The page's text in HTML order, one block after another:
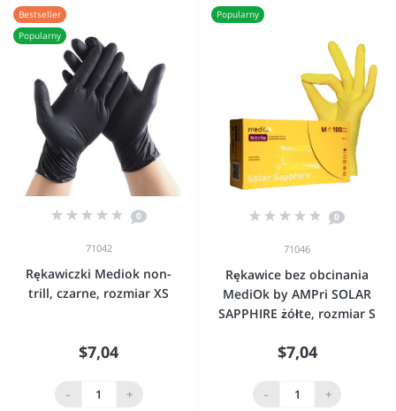
Bestseller
Popularny
0
71042
Rękawiczki Mediok non-
trill, czarne, rozmiar XS
$7,04
- +
Popularny
0
71046
Rękawice bez obcinania
MediOk by AMPri SOLAR
SAPPHIRE żółte, rozmiar S
$7,04
- +